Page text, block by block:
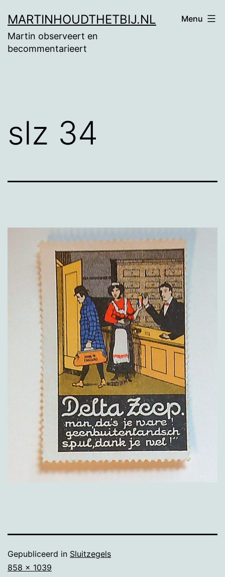
naar
de
MARTINHOUDTHETBIJ.NL
Martin observeert en
becommentarieert
Menu
slz 34
Gepubliceerd in Sluitzegels
Volledige
858 × 1039